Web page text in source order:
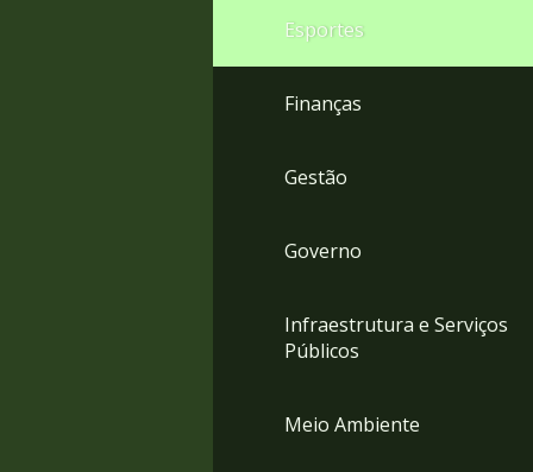
Esportes
Finanças
Gestão
Governo
Infraestrutura e Serviços
Públicos
Meio Ambiente